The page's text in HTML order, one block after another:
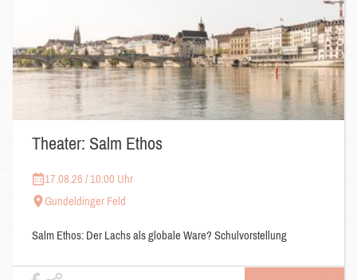
Theater: Salm Ethos
17.08.26 / 10:00 Uhr
Gundeldinger Feld
Salm Ethos: Der Lachs als globale Ware? Schulvorstellung